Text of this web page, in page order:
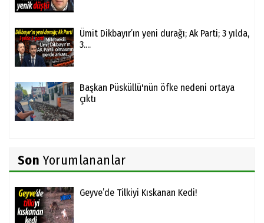
Ümit Dikbayır’ın yeni durağı; Ak Parti; 3 yılda,
3....
Başkan Püsküllü'nün öfke nedeni ortaya
çıktı
Son Yorumlananlar
Geyve’de Tilkiyi Kıskanan Kedi!